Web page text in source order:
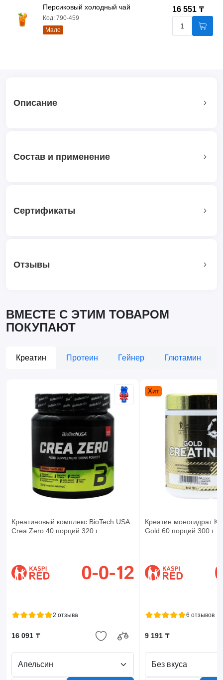
Персиковый холодный чай
Код: 790-459
Мало
16 551 ₸
Описание
Состав и применение
Сертификаты
Отзывы
ВМЕСТЕ С ЭТИМ ТОВАРОМ
ПОКУПАЮТ
Креатин Протеин Гейнер Глютамин
Креатиновый комплекс BioTech USA
Crea Zero 40 порций 320 г
2 отзыва
16 091 ₸
Апельсин
Хит
Креатин моногидрат
Gold 60 порций 300 г
6 отзывов
9 191 ₸
Без вкуса